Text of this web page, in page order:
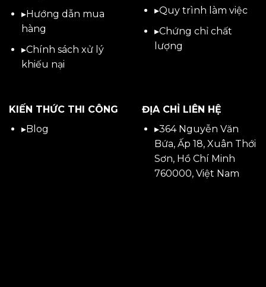
▸Hướng dẫn mua
hàng
▸Chính sách xử lý
khiếu nại
▸Quy trình làm việc
▸Chứng chỉ chất
lượng
KIẾN THỨC THI CÔNG
▸Blog
ĐỊA CHỈ LIÊN HỆ
▸364 Nguyễn Văn
Bứa, Ấp 18, Xuân Thới
Sơn, Hồ Chí Minh
760000, Việt Nam